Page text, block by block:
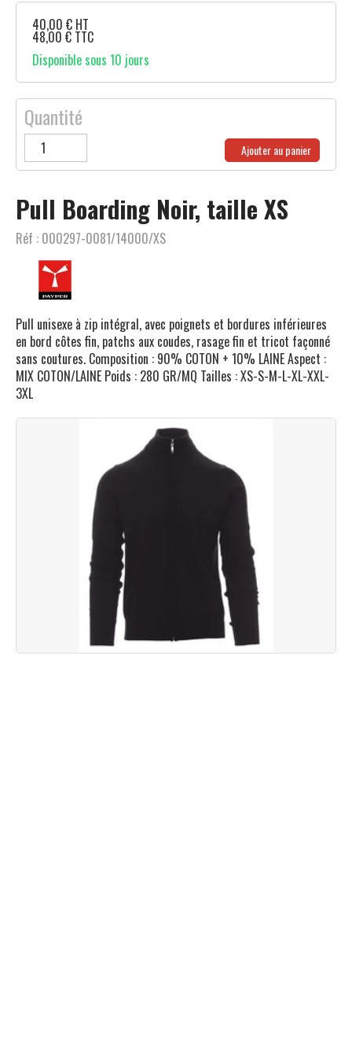
Pull Boarding Noir, taille XS
Réf : 000297-0081/14000/XS
Pull unisexe à zip intégral, avec poignets et bordures inférieures
en bord côtes fin, patchs aux coudes, rasage fin et tricot façonné
sans coutures. Composition : 90% COTON + 10% LAINE Aspect :
MIX COTON/LAINE Poids : 280 GR/MQ Tailles : XS-S-M-L-XL-XXL-
3XL
40,00 € HT
48,00 € TTC
Disponible sous 10 jours
Quantité
Ajouter au panier